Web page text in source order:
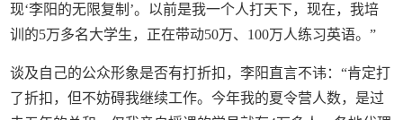
现‘李阳的无限复制’。以前是我一个人打天下，现在，我培
训的5万多名大学生，正在带动50万、100万人练习英语。”
谈及自己的公众形象是否有打折扣，李阳直言不讳：“肯定打
了折扣，但不妨碍我继续工作。今年我的夏令营人数，是过